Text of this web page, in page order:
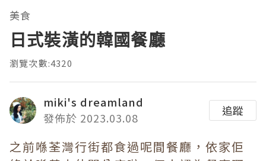
美食
日式裝潢的韓國餐廳
瀏覽次數:4320
miki's dreamland
發佈於 2023.03.08
追蹤
之前喺荃灣行街都食過呢間餐廳，依家佢